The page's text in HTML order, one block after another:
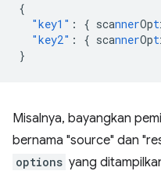
{
"key1" : { scannerOpt
"key2" : { scannerOpt
}
Misalnya, bayangkan
bernama "source" dan
options yang